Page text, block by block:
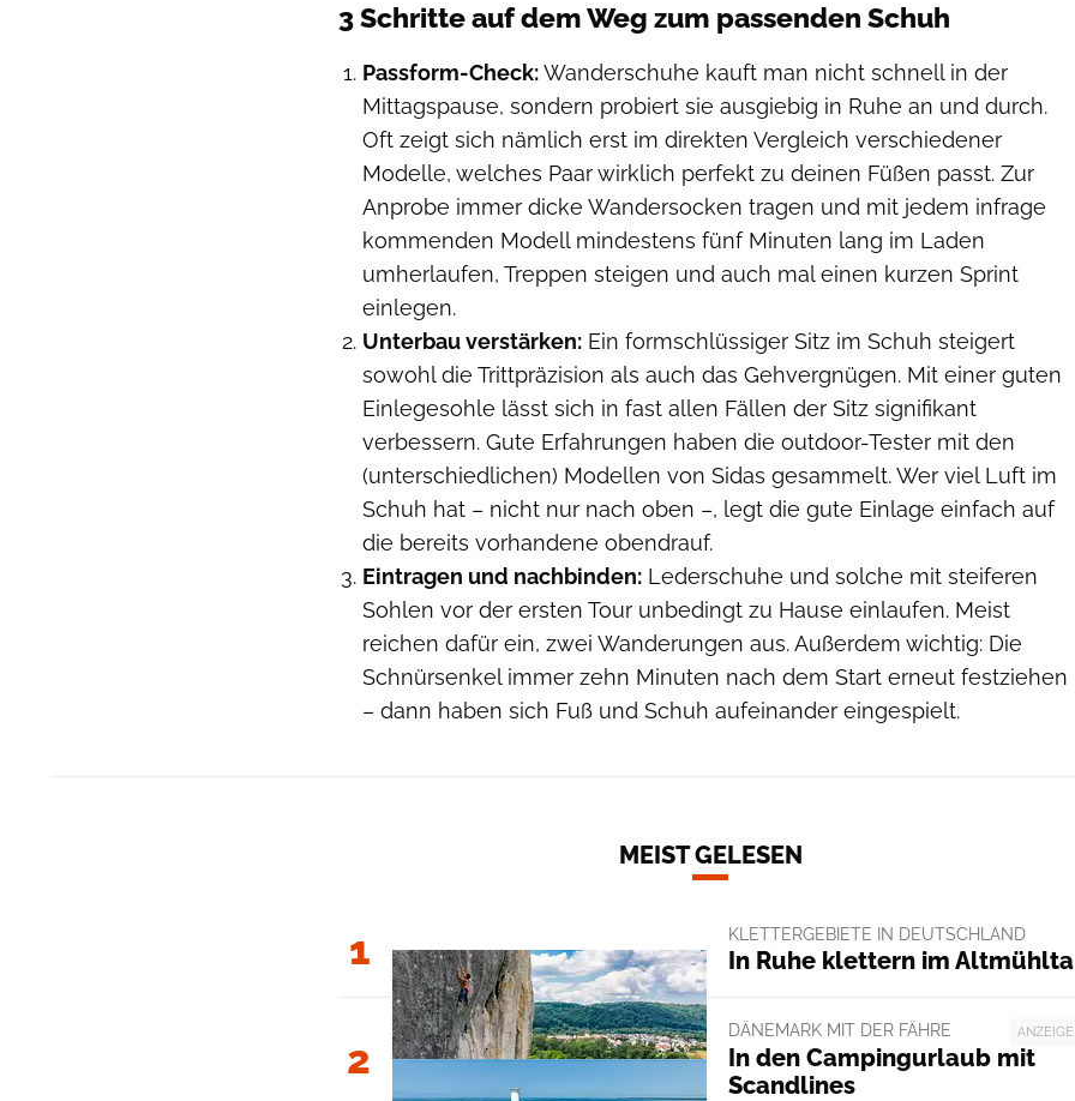
3 Schritte auf dem Weg zum passenden Schuh
Passform-Check:Wanderschuhe kauft man nicht schnell in der
Mittagspause, sondern probiert sie ausgiebig in Ruhe an und durch.
Oft zeigt sich nämlich erst im direkten Vergleich verschiedener
Modelle, welches Paar wirklich perfekt zu deinen Füßen passt. Zur
Anprobe immer dicke Wandersocken tragen und mit jedem infrage
kommenden Modell mindestens fünf Minuten lang im Laden
umherlaufen, Treppen steigen und auch mal einen kurzen Sprint
einlegen.
Unterbau verstärken: Ein formschlüssiger Sitz im Schuh steigert
sowohl die Trittpräzision als auch das Gehvergnügen. Mit einer guten
Einlegesohle lässt sich in fast allen Fällen der Sitz signifikant
verbessern. Gute Erfahrungen haben die outdoor-Tester mit den
(unterschiedlichen) Modellen von Sidas gesammelt. Wer viel Luft im
Schuh hat – nicht nur nach oben –, legt die gute Einlage einfach auf
die bereits vorhandene obendrauf.
Eintragen und nachbinden: Lederschuhe und solche mit steiferen
Sohlen vor der ersten Tour unbedingt zu Hause einlaufen. Meist
reichen dafür ein, zwei Wanderungen aus. Außerdem wichtig: Die
Schnürsenkel immer zehn Minuten nach dem Start erneut festziehen
– dann haben sich Fuß und Schuh aufeinander eingespielt.
MEIST GELESEN
1 KLETTERGEBIETE IN DEUTSCHLAND
In Ruhe klettern im
2
ANZEIGE
DÄNEMARK MIT DER FÄHRE
In den Campingurlaub mit
Scandlines